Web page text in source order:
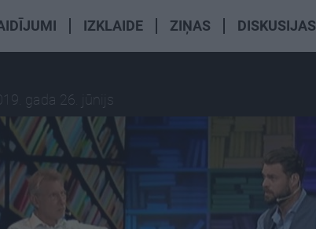
IZKLAIDE ZIŅAS DISKUSIJAS
gada 26. jūnijs